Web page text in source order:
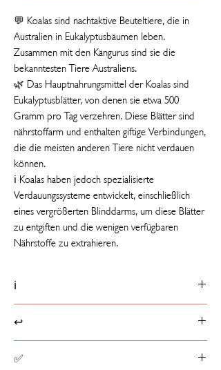
💬 Koalas sind nachtaktive Beuteltiere, die in
Australien in Eukalyptusbäumen leben.
Zusammen mit den Kängurus sind sie die
bekanntesten Tiere Australiens.
🌿 Das Hauptnahrungsmittel der Koalas sind
Eukalyptusblätter, von denen sie etwa 500
Gramm pro Tag verzehren. Diese Blätter sind
nährstoffarm und enthalten giftige Verbindungen,
die die meisten anderen Tiere nicht verdauen
können.
ℹ️ Koalas haben jedoch spezialisierte
Verdauungssysteme entwickelt, einschließlich
eines vergrößerten Blinddarms, um diese Blätter
zu entgiften und die wenigen verfügbaren
Nährstoffe zu extrahieren.
ℹ️
📏 30 cm groß
ℹ️ Etikett mit Tierfakt
☁️ Aus 100% recycelten Materialien
↩️
Produkte können innerhalb von 14 Tagen ab
✅